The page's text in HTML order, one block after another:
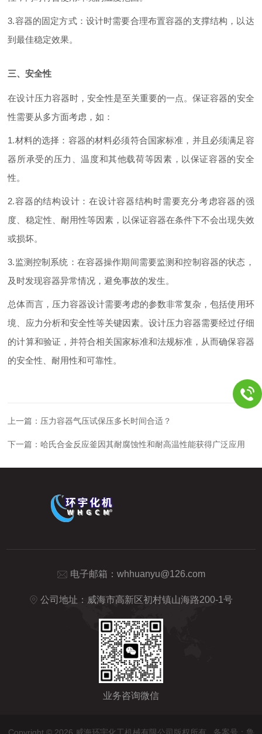
3.容器的固定方式：设计时需要合理布置容器的支撑结构，以达
到最佳稳定效果。
三、安全性
在设计压力容器时，安全性是至关重要的一点。保证容器的安全
性需要从多方面考虑，如：
1.材料的选择：容器的材料必须符合国家标准，并且必须满足容
器所承受的压力、温度和其他载荷等因素，以保证容器的安全
性。
2.容器的结构设计：在设计容器结构时需要充分考虑容器的强
度、稳定性、耐用性等因素，以保证容器在条件下不会出现失效
或损坏。
3.监测控制系统：在容器操作期间需要监测和控制容器的状态，
及时发现容器异常情况，避免事故的发生。
总体而言，压力容器设计需要考虑的参数非常复杂，包括使用环
境、应力分析和安全性等关键因素。设计压力容器需要经过仔细
的计算和验证，并符合相关国家标准和法规标准，从而确保容器
的安全性、耐用性和可靠性。
上一篇： 压力容器气压试保压多长时间合适？
下一篇：哈氏合金反应釜因其耐腐蚀性和耐高温性能获得广泛应用
电子邮箱： whhuanyu@126.com
公司地址：威海市高新区初村镇山海路200-1号
业务咨询微信
Copyright © 2026 威海环宇化工机械有限公司版权所有 备案号：鲁